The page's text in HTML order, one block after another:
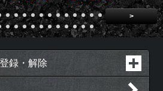
>
録・解除